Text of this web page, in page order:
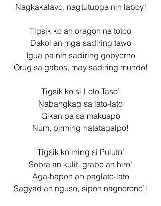
Nagkakalayo, nagtutupga nin laboy!
Tigsik ko an oragon na totoo
Dakol an mga sadiring tawo
Igua pa nin sadiring gobyerno
Orug sa gabos, may sadiring mundo!
Tigsik ko si Lolo Taso’
Nabangkag sa lato-lato
Gikan pa sa makuapo
Num, pirming natatagalpo!
Tigsik ko ining si Puluto’
Sobra an kulit, grabe an hiro’
Aga-hapon an paglato-lato
Sagyad an nguso, sipon nagnorono’!